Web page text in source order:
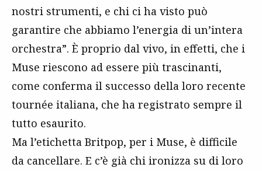
nostri strumenti, e chi ci ha visto può
garantire che abbiamo l’energia di un’intera
orchestra”. È proprio dal vivo, in effetti, che i
Muse riescono ad essere più trascinanti,
come conferma il successo della loro recente
tournée italiana, che ha registrato sempre il
tutto esaurito.
Ma l’etichetta Britpop, per i Muse, è difficile
da cancellare. E c’è già chi ironizza su di loro